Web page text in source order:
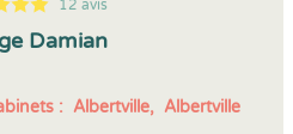
12 avis
Damian
: Albertville, Albertville